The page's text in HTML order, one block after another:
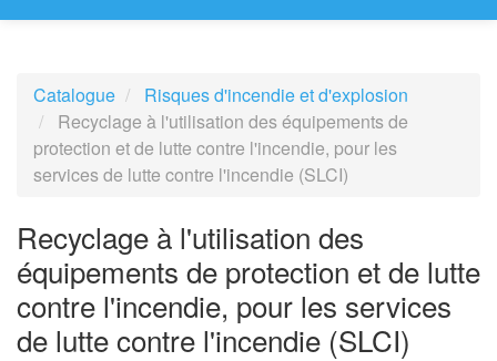
Catalogue
Risques d'incendie et d'explosion
Recyclage à l'utilisation des équipements de
protection et de lutte contre l'incendie, pour les
services de lutte contre l'incendie (SLCI)
Recyclage à l'utilisation des
équipements de protection et de lutte
contre l'incendie, pour les services
de lutte contre l'incendie (SLCI)